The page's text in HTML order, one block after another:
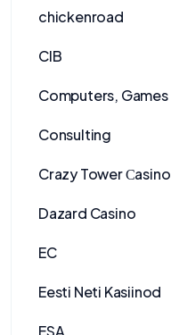
chickenroad
CIB
Computers, Games
Consulting
Crazy Tower Сasino
Dazard Casino
EC
Eesti Neti Kasiinod